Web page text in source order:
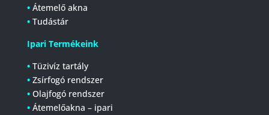
• Átemelő akna
• Tudástár
Ipari Termékeink
• Tüzivíz tartály
• Zsírfogó rendszer
• Olajfogó rendszer
• Átemelőakna – ipari